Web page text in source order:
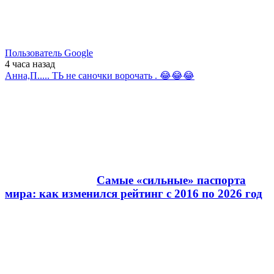
Пользователь Google
4 часа назад
Анна,П..... ТЬ не саночки ворочать . 😂😂😂
Самые «сильные» паспорта
мира: как изменился рейтинг с 2016 по 2026 год